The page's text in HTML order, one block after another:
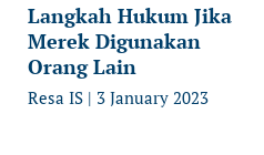
Langkah Hukum Jika
Merek Digunakan
Orang Lain
Resa IS 3 January 2023